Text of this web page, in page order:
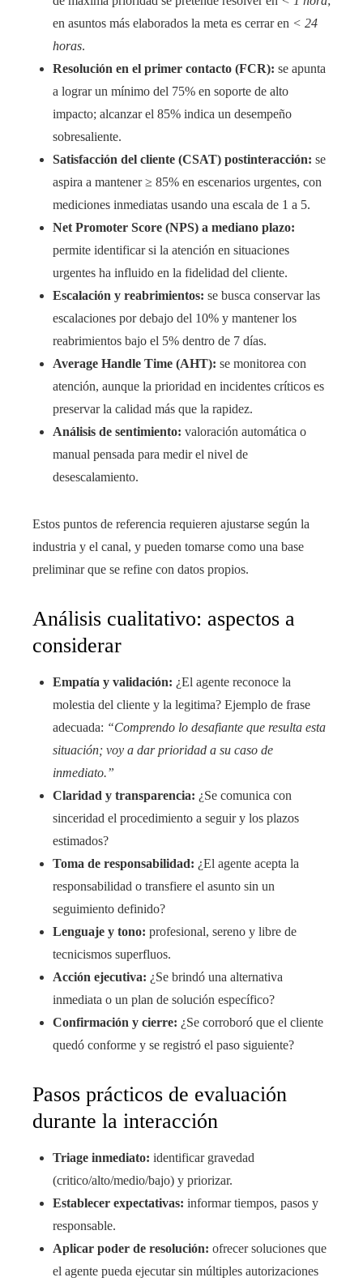
en asuntos más elaborados la meta es cerrar en < 24
horas.
Resolución en el primer contacto (FCR): se apunta
a lograr un mínimo del 75% en soporte de alto
impacto; alcanzar el 85% indica un desempeño
sobresaliente.
Satisfacción del cliente (CSAT) postinteracción: se
aspira a mantener ≥ 85% en escenarios urgentes, con
mediciones inmediatas usando una escala de 1 a 5.
Net Promoter Score (NPS) a mediano plazo:
permite identificar si la atención en situaciones
urgentes ha influido en la fidelidad del cliente.
Escalación y reabrimientos: se busca conservar las
escalaciones por debajo del 10% y mantener los
reabrimientos bajo el 5% dentro de 7 días.
Average Handle Time (AHT): se monitorea con
atención, aunque la prioridad en incidentes críticos es
preservar la calidad más que la rapidez.
Análisis de sentimiento: valoración automática o
manual pensada para medir el nivel de
desescalamiento.
Estos puntos de referencia requieren ajustarse según la
industria y el canal, y pueden tomarse como una base
preliminar que se refine con datos propios.
Análisis cualitativo: aspectos a
considerar
Empatía y validación: ¿El agente reconoce la
molestia del cliente y la legitima? Ejemplo de frase
adecuada: “Comprendo lo desafiante que resulta esta
situación; voy a dar prioridad a su caso de
inmediato.”
Claridad y transparencia: ¿Se comunica con
sinceridad el procedimiento a seguir y los plazos
estimados?
Toma de responsabilidad: ¿El agente acepta la
responsabilidad o transfiere el asunto sin un
seguimiento definido?
Lenguaje y tono: profesional, sereno y libre de
tecnicismos superfluos.
Acción ejecutiva: ¿Se brindó una alternativa
inmediata o un plan de solución específico?
Confirmación y cierre: ¿Se corroboró que el cliente
quedó conforme y se registró el paso siguiente?
Pasos prácticos de evaluación
durante la interacción
Triage inmediato: identificar gravedad
(critico/alto/medio/bajo) y priorizar.
Establecer expectativas: informar tiempos, pasos y
responsable.
Aplicar poder de resolución: ofrecer soluciones que
el agente pueda ejecutar sin múltiples autorizaciones